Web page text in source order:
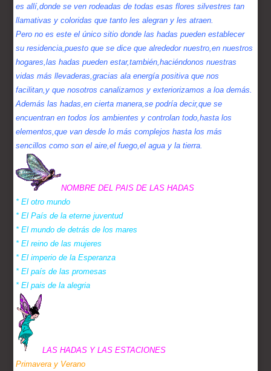
es allí,donde se ven rodeadas de todas esas flores silvestres tan
llamativas y coloridas que tanto les alegran y les atraen.
Pero no es este el único sitio donde las hadas pueden establecer
su residencia,puesto que se dice que alrededor nuestro,en nuestros
hogares,las hadas pueden estar,también,haciéndonos nuestras
vidas más llevaderas,gracias ala energía positiva que nos
facilitan,y que nosotros canalizamos y exteriorizamos a loa demás.
Además las hadas,en cierta manera,se podría decir,que se
encuentran en todos los ambientes y controlan todo,hasta los
elementos,que van desde lo más complejos hasta los más
sencillos como son el aire,el fuego,el agua y la tierra.
NOMBRE DEL PAIS DE LAS HADAS
* El otro mundo
* El País de la eterne juventud
* El mundo de detrás de los mares
* El reino de las mujeres
* El imperio de la Esperanza
* El país de las promesas
* El pais de la alegria
LAS HADAS Y LAS ESTACIONES
Primavera y Verano